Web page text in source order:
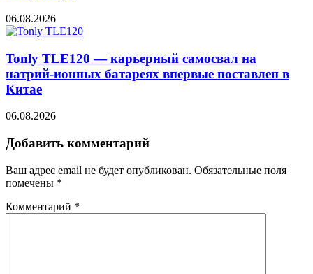
06.08.2026
Tonly TLE120 — карьерный самосвал на
натрий-ионных батареях впервые поставлен в
Китае
06.08.2026
Добавить комментарий
Ваш адрес email не будет опубликован. Обязательные поля
помечены *
Комментарий *